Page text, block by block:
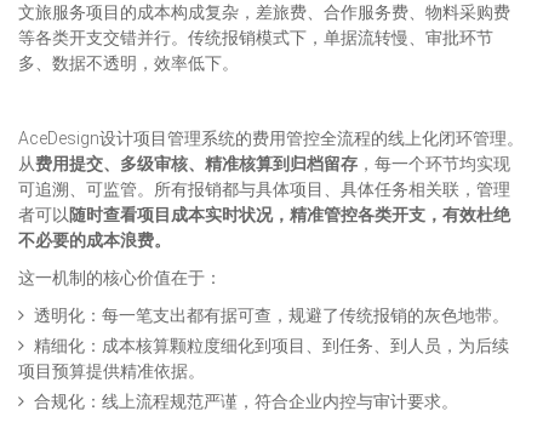
文旅服务项目的成本构成复杂，差旅费、合作服务费、物料采购费
等各类开支交错并行。传统报销模式下，单据流转慢、审批环节
多、数据不透明，效率低下。
AceDesign设计项目管理系统的费用管控全流程的线上化闭环管理。
从费用提交、多级审核、精准核算到归档留存 ，每一个环节均实现
可追溯、可监管。所有报销都与具体项目、具体任务相关联，管理
者可以 随时查看项目成本实时状况，精准管控各类开支，有效杜绝
不必要的成本浪费。
这一机制的核心价值在于：
透明化：每一笔支出都有据可查，规避了传统报销的灰色地带。
精细化：成本核算颗粒度细化到项目、到任务、到人员，为后续
项目预算提供精准依据。
合规化：线上流程规范严谨，符合企业内控与审计要求。